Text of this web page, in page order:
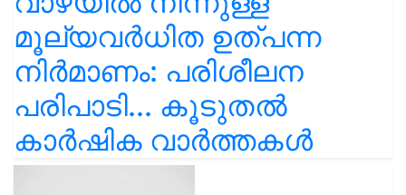
മൂല്യവർധിത ഉത്പന്ന
നിർമാണം: പരിശീലന
പരിപാടി... കൂടുതൽ
കാർഷിക വാർത്തകൾ